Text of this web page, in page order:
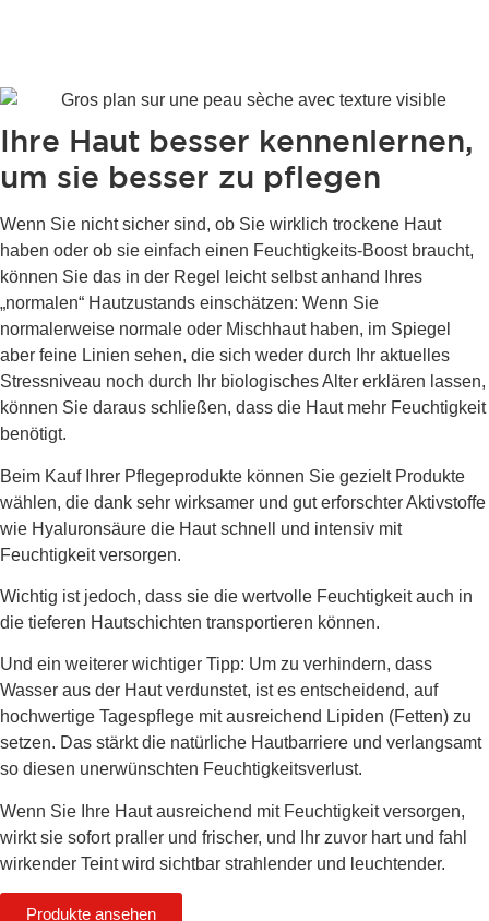
Ihre Haut besser kennenlernen,
um sie besser zu pflegen
Wenn Sie nicht sicher sind, ob Sie wirklich trockene Haut
haben oder ob sie einfach einen Feuchtigkeits-Boost braucht,
können Sie das in der Regel leicht selbst anhand Ihres
„normalen“ Hautzustands einschätzen: Wenn Sie
normalerweise normale oder Mischhaut haben, im Spiegel
aber feine Linien sehen, die sich weder durch Ihr aktuelles
Stressniveau noch durch Ihr biologisches Alter erklären lassen,
können Sie daraus schließen, dass die Haut mehr Feuchtigkeit
benötigt.
Beim Kauf Ihrer Pflegeprodukte können Sie gezielt Produkte
wählen, die dank sehr wirksamer und gut erforschter Aktivstoffe
wie Hyaluronsäure die Haut schnell und intensiv mit
Feuchtigkeit versorgen.
Wichtig ist jedoch, dass sie die wertvolle Feuchtigkeit auch in
die tieferen Hautschichten transportieren können.
Und ein weiterer wichtiger Tipp: Um zu verhindern, dass
Wasser aus der Haut verdunstet, ist es entscheidend, auf
hochwertige Tagespflege mit ausreichend Lipiden (Fetten) zu
setzen. Das stärkt die natürliche Hautbarriere und verlangsamt
so diesen unerwünschten Feuchtigkeitsverlust.
Wenn Sie Ihre Haut ausreichend mit Feuchtigkeit versorgen,
wirkt sie sofort praller und frischer, und Ihr zuvor hart und fahl
wirkender Teint wird sichtbar strahlender und leuchtender.
Produkte ansehen